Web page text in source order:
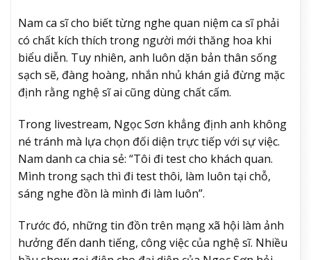
Nam ca sĩ cho biết từng nghe quan niệm ca sĩ phải
có chất kích thích trong người mới thăng hoa khi
biểu diễn. Tuy nhiên, anh luôn dặn bản thân sống
sạch sẽ, đàng hoàng, nhắn nhủ khán giả đừng mặc
định rằng nghệ sĩ ai cũng dùng chất cấm.
Trong livestream, Ngọc Sơn khẳng định anh không
né tránh mà lựa chọn đối diện trực tiếp với sự việc.
Nam danh ca chia sẻ: “Tôi đi test cho khách quan.
Mình trong sạch thì đi test thôi, làm luôn tại chỗ,
sáng nghe đồn là mình đi làm luôn”.
Trước đó, những tin đồn trên mạng xã hội làm ảnh
hưởng đến danh tiếng, công việc của nghệ sĩ. Nhiều